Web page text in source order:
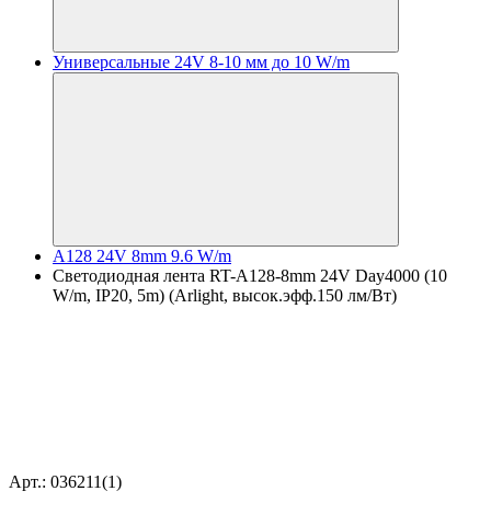
Универсальные 24V 8-10 мм до 10 W/m
A128 24V 8mm 9.6 W/m
Светодиодная лента RT-A128-8mm 24V Day4000 (10
W/m, IP20, 5m) (Arlight, высок.эфф.150 лм/Вт)
Арт.: 036211(1)